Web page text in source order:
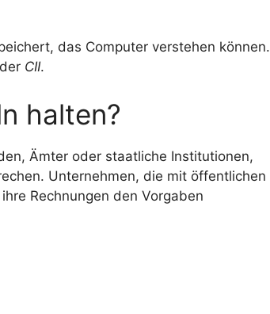
das Computer verstehen können.
CII.
halten?
Ämter oder staatliche Institutionen,
Unternehmen, die mit öffentlichen
Rechnungen den Vorgaben